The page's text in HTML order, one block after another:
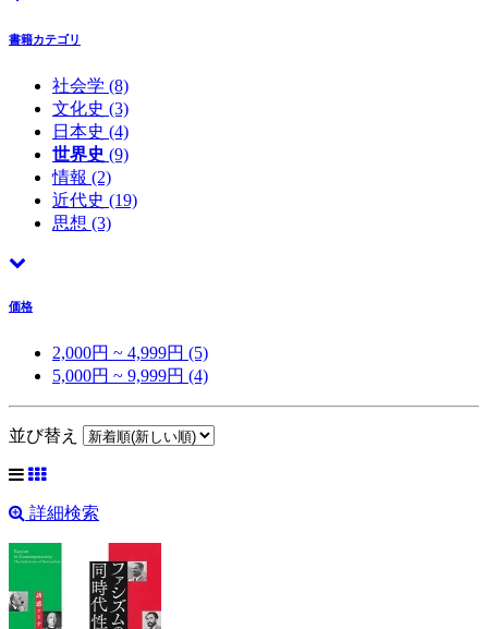
書籍カテゴリ
社会学 (8)
文化史 (3)
日本史 (4)
世界史 (9)
情報 (2)
近代史 (19)
思想 (3)
価格
2,000円 ~ 4,999円 (5)
5,000円 ~ 9,999円 (4)
並び替え
詳細検索